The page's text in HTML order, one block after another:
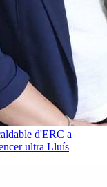
d'ERC a
ultra Lluís